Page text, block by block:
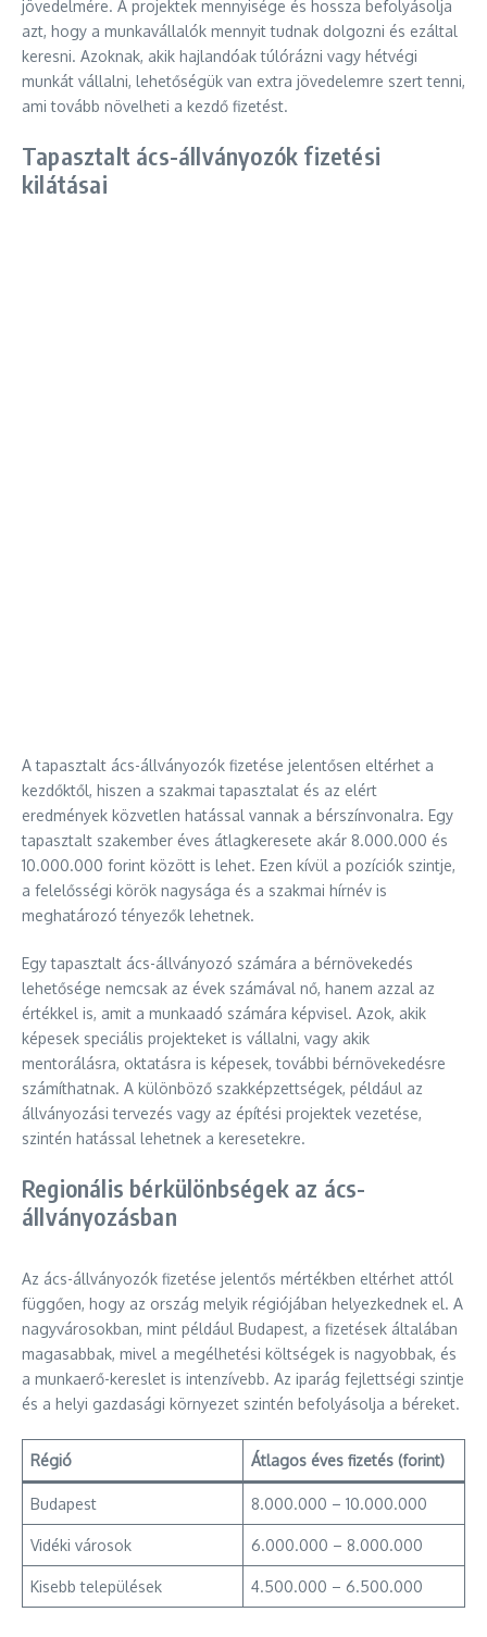
jövedelmére. A projektek mennyisége és hossza befolyásolja
azt, hogy a munkavállalók mennyit tudnak dolgozni és ezáltal
keresni. Azoknak, akik hajlandóak túlórázni vagy hétvégi
munkát vállalni, lehetőségük van extra jövedelemre szert tenni,
ami tovább növelheti a kezdő fizetést.
Tapasztalt ács-állványozók fizetési
kilátásai
A tapasztalt ács-állványozók fizetése jelentősen eltérhet a
kezdőktől, hiszen a szakmai tapasztalat és az elért
eredmények közvetlen hatással vannak a bérszínvonalra. Egy
tapasztalt szakember éves átlagkeresete akár 8.000.000 és
10.000.000 forint között is lehet. Ezen kívül a pozíciók szintje,
a felelősségi körök nagysága és a szakmai hírnév is
meghatározó tényezők lehetnek.
Egy tapasztalt ács-állványozó számára a bérnövekedés
lehetősége nemcsak az évek számával nő, hanem azzal az
értékkel is, amit a munkaadó számára képvisel. Azok, akik
képesek speciális projekteket is vállalni, vagy akik
mentorálásra, oktatásra is képesek, további bérnövekedésre
számíthatnak. A különböző szakképzettségek, például az
állványozási tervezés vagy az építési projektek vezetése,
szintén hatással lehetnek a keresetekre.
Regionális bérkülönbségek az ács-
állványozásban
Az ács-állványozók fizetése jelentős mértékben eltérhet attól
függően, hogy az ország melyik régiójában helyezkednek el. A
nagyvárosokban, mint például Budapest, a fizetések általában
magasabbak, mivel a megélhetési költségek is nagyobbak, és
a munkaerő-kereslet is intenzívebb. Az iparág fejlettségi szintje
és a helyi gazdasági környezet szintén befolyásolja a béreket.
Régió Átlagos éves fizetés (forint)
Budapest 8.000.000 – 10.000.000
Vidéki városok 6.000.000 – 8.000.000
Kisebb települések 4.500.000 – 6.500.000